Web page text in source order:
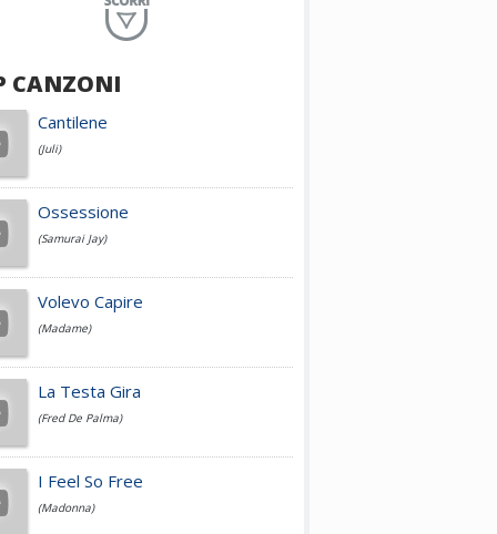
Planet Funk
Achille Lauro
Cesare Cremonini
Jovanotti
Fedez
Simone Cristicchi
CANZONI
Cantilene
(Juli)
Ossessione
(Samurai Jay)
Volevo Capire
(Madame)
La Testa Gira
(Fred De Palma)
I Feel So Free
(Madonna)